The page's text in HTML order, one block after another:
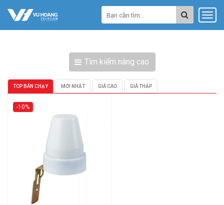
Tìm kiếm nâng cao
TOP BÁN CHẠY MỚI NHẤT GIÁ CAO GIÁ THẤP
-10%